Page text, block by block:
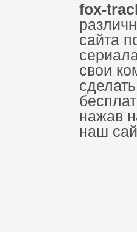
fox-
сайта
свои
нажав
наш